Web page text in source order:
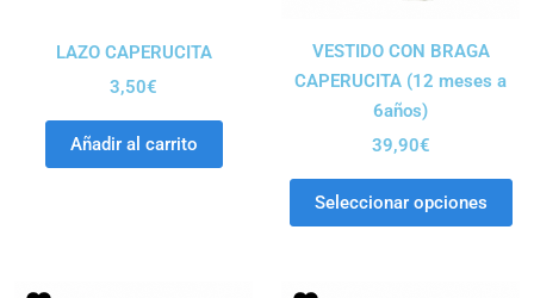
LAZO CAPERUCITA
3,50€
Añadir al carrito
VESTIDO CON BRAGA
CAPERUCITA (12 meses a
6años)
39,90€
Seleccionar opciones